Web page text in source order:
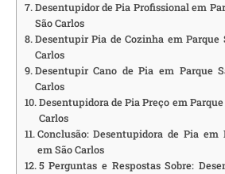
Desentupidor de Pia Profissional em
São Carlos
Desentupir Pia de Cozinha em
Carlos
Desentupir Cano de Pia em Parque
Carlos
Desentupidora de Pia Preço em
Carlos
Conclusão: Desentupidora de Pia
em São Carlos
5 Perguntas e Respostas Sobre: